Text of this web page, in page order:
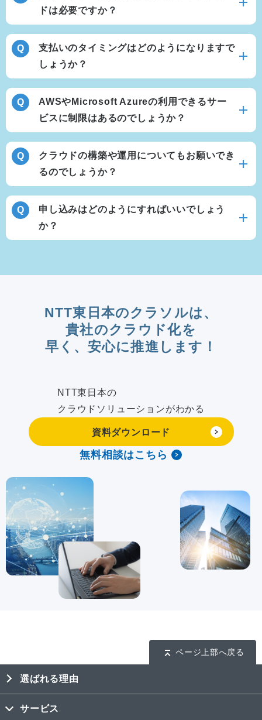
ドは必要ですか？
支払いのタイミングはどのようになりますで
しょうか？
AWSやMicrosoft Azureの利用できるサー
ビスに制限はあるのでしょうか？
クラウドの構築や運用についてもお願いでき
るのでしょうか？
申し込みはどのようにすればいいでしょう
か？
NTT東日本のクラソルは、
貴社のクラウド化を
早く、安心に推進します！
NTT東日本の
クラウドソリューションがわかる
資料ダウンロード
無料相談はこちら
ページ上部へ戻る
選ばれる理由
サービス